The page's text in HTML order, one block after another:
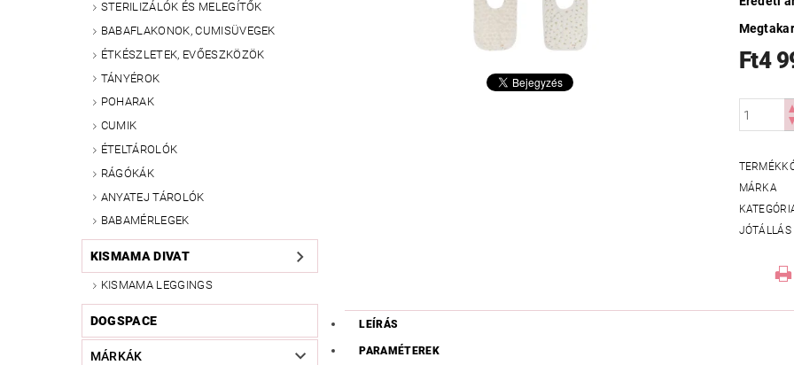
STERILIZÁLÓK ÉS MELEGÍTŐK
BABAFLAKONOK, CUMISÜVEGEK
ÉTKÉSZLETEK, EVŐESZKÖZÖK
TÁNYÉROK
POHARAK
CUMIK
ÉTELTÁROLÓK
RÁGÓKÁK
ANYATEJ TÁROLÓK
BABAMÉRLEGEK
KISMAMA DIVAT
KISMAMA LEGGINGS
DOGSPACE
MÁRKÁK
Ft4
MÁRKA
JÓTÁLLÁS
LEÍRÁS
PARAMÉTEREK